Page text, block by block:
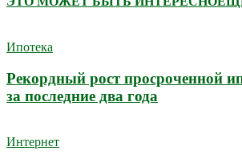
Ипотека
Рекордный рост просроченной
за последние два года
Интернет